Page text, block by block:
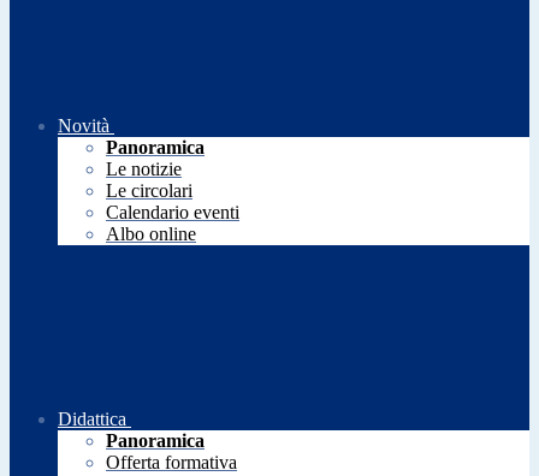
Novità
Panoramica
Le notizie
Le circolari
Calendario eventi
Albo online
Didattica
Panoramica
Offerta formativa